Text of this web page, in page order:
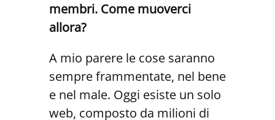
membri. Come muoverci
allora?
A mio parere le cose saranno
sempre frammentate, nel bene
e nel male. Oggi esiste un solo
web, composto da milioni di